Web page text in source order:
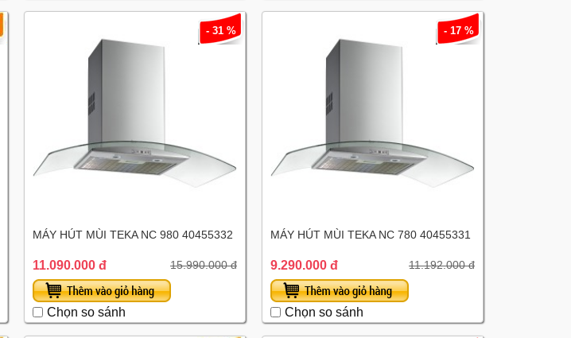
- 31 %
MÁY HÚT MÙI TEKA NC 980 40455332
11.090.000 đ 15.990.000 đ
Chọn so sánh
- 17 %
MÁY HÚT MÙI TEKA NC 780 40455331
9.290.000 đ 11.192.000 đ
Chọn so sánh